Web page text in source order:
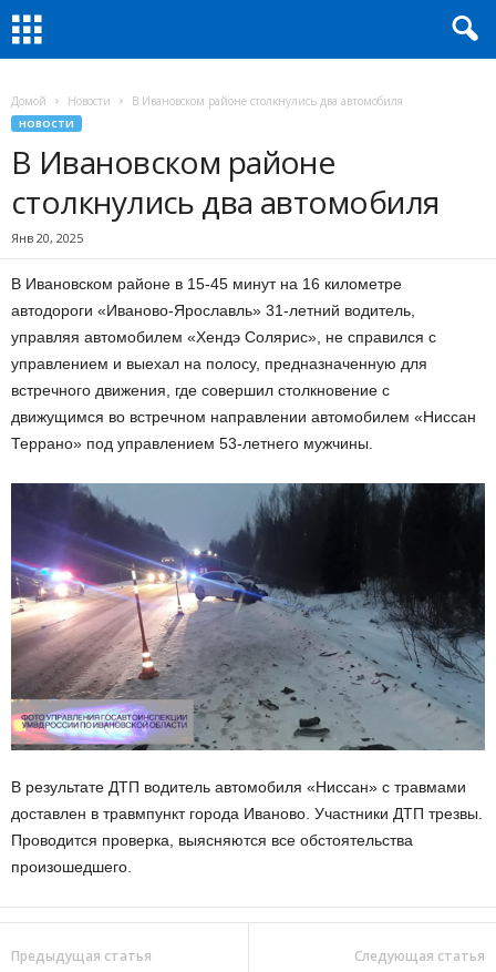
Домой Новости В Ивановском районе столкнулись два автомобиля
НОВОСТИ
В Ивановском районе
столкнулись два автомобиля
Янв 20, 2025
В Ивановском районе в 15-45 минут на 16 километре
автодороги «Иваново-Ярославль» 31-летний водитель,
управляя автомобилем «Хендэ Солярис», не справился с
управлением и выехал на полосу, предназначенную для
встречного движения, где совершил столкновение с
движущимся во встречном направлении автомобилем «Ниссан
Террано» под управлением 53-летнего мужчины.
В результате ДТП водитель автомобиля «Ниссан» с травмами
доставлен в травмпункт города Иваново. Участники ДТП трезвы.
Проводится проверка, выясняются все обстоятельства
произошедшего.
Предыдущая статья Следующая статья